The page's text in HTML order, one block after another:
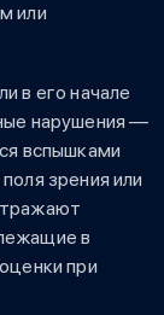
или
в его начале
нарушения —
вспышками
зрения или
в
при